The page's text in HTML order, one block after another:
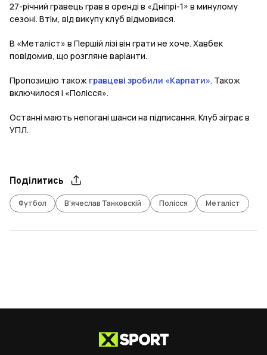
27-річний гравець грав в оренді в «Дніпрі-1» в минулому
сезоні. Втім, від викупу клуб відмовився.
В «Металіст» в Першій лізі він грати не хоче. Хавбек
повідомив, що розгляне варіанти.
Пропозицію також гравцеві зробили «Карпати». Також
включилося і «Полісся».
Останні мають непогані шанси на підписання. Клуб зіграє в
УПЛ.
Поділитись
Футбол В'ячеслав Танковскій Полісся Металіст